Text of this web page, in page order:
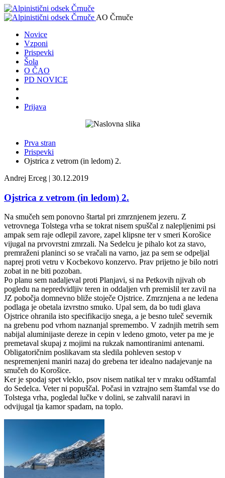
AO Črnuče
Novice
Vzponi
Prispevki
Šola
O ČAO
PD NOVICE
Prijava
Prva stran
Prispevki
Ojstrica z vetrom (in ledom) 2.
Andrej Erceg | 30.12.2019
Ojstrica z vetrom (in ledom) 2.
Na smučeh sem ponovno štartal pri zmrznjenem jezeru. Z
vetrovnega Tolstega vrha se tokrat nisem spuščal z nalepljenimi psi
ampak sem raje odlepil zavore, zapel klipsne ter v smeri Korošice
vijugal na prvovrstni zmrzali. Na Sedelcu je pihalo kot za stavo,
premraženi planinci so se vračali na varno, jaz pa sem se odpeljal
naprej proti vetru v Kocbekovo konzervo. Prav prijetno je bilo notri
zobat in ne biti pozoban.
Po planu sem nadaljeval proti Planjavi, si na Petkovih njivah ob
pogledu na nepredvidljiv teren in oddaljen vrh premislil ter zavil na
JZ pobočja domnevno bliže stoječe Ojstrice. Zmrznjena a ne ledena
podlaga je obetala izvrstno smuko. Upal sem, da bo tudi glava
Ojstrice ohranila isto specifikacijo snega, a je besno tuleč severnik
na grebenu pod vrhom naznanjal spremembo. V zadnjih metrih sem
nabijal aluminijaste dereze in cepin v ledeno gmoto, veter pa me je
premetaval skupaj z mojimi na rukzak namontiranimi antenami.
Obligatoričnim poslikavam sta sledila pohleven sestop v
nespremenjeni maniri nazaj do grebena ter idealno nadajevanje na
smučeh do Korošice.
Ker je spodaj spet vleklo, psov nisem natikal ter v mraku odštamfal
do Sedelca. Veter ni popuščal. Počasi in vztrajno sem štamfal vse do
Tolstega vrha, pogledal lučke v dolini, se zahvalil naravi in
odvijugal tja kamor spadam, na toplo.